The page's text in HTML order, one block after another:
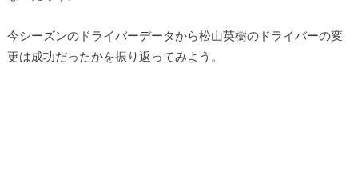
今シーズンのドライバーデータから松山英樹のドライバーの変
更は成功だったかを振り返ってみよう。